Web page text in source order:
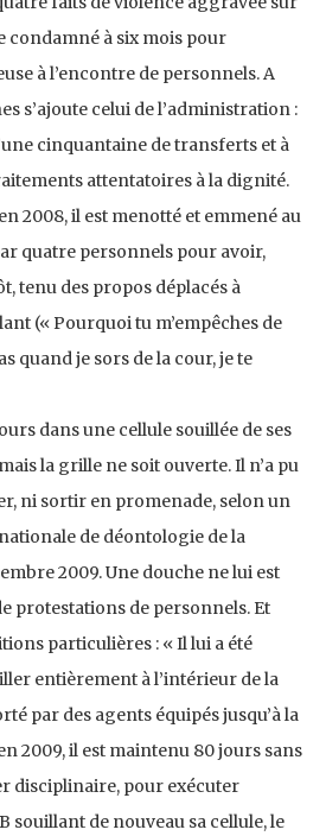
condamné à six mois pour
à l’encontre de personnels. A
s’ajoute celui de l’administration :
cinquantaine de transferts et à
attentatoires à la dignité.
2008, il est menotté et emmené au
quatre personnels pour avoir,
tenu des propos déplacés à
(« Pourquoi tu m’empêches de
quand je sors de la cour, je te
dans une cellule souillée de ses
la grille ne soit ouverte. Il n’a pu
ni sortir en promenade, selon un
de déontologie de la
2009. Une douche ne lui est
protestations de personnels. Et
particulières : « Il lui a été
entièrement à l’intérieur de la
par des agents équipés jusqu’à la
2009, il est maintenu 80 jours sans
disciplinaire, pour exécuter
souillant de nouveau sa cellule, le